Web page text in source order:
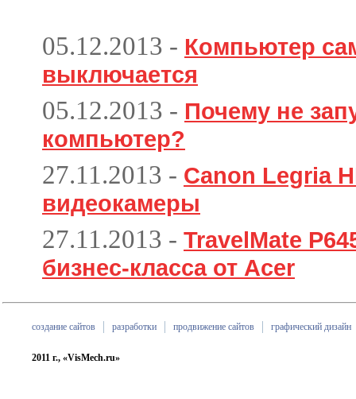
05.12.2013 - Компьютер
выключается
05.12.2013 - Почему не
компьютер?
27.11.2013 - Canon Legria
видеокамеры
27.11.2013 - TravelMate
бизнес-класса от Acer
создание сайтов разработки продвижение сайтов графический дизайн
2011 г., «VisMech.ru»